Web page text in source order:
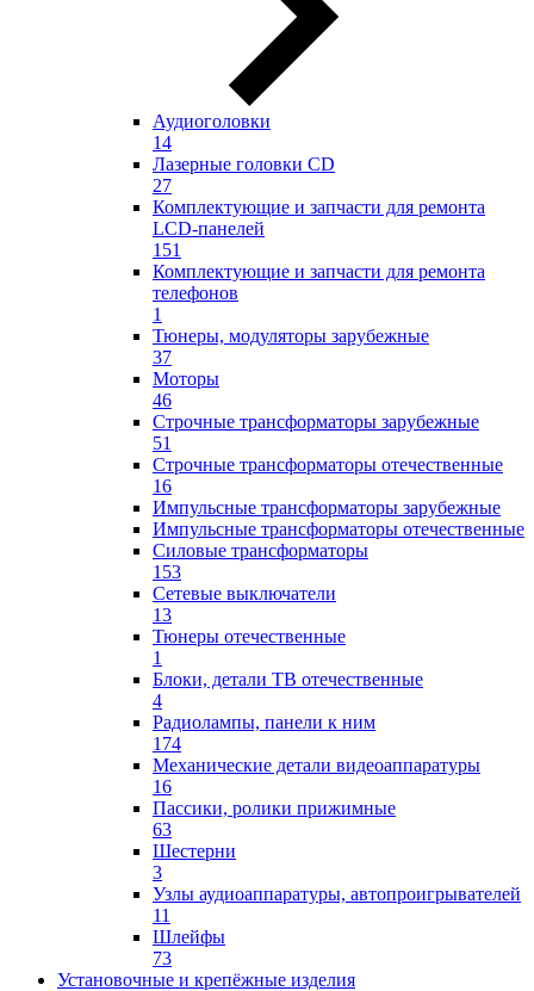
Аудиоголовки
14
Лазерные головки CD
27
Комплектующие и запчасти для ремонта
LCD-панелей
151
Комплектующие и запчасти для ремонта
телефонов
1
Тюнеры, модуляторы зарубежные
37
Моторы
46
Строчные трансформаторы зарубежные
51
Строчные трансформаторы отечественные
16
Импульсные трансформаторы зарубежные
Импульсные трансформаторы отечественные
Силовые трансформаторы
153
Сетевые выключатели
13
Тюнеры отечественные
1
Блоки, детали ТВ отечественные
4
Радиолампы, панели к ним
174
Механические детали видеоаппаратуры
16
Пассики, ролики прижимные
63
Шестерни
3
Узлы аудиоаппаратуры, автопроигрывателей
11
Шлейфы
73
Установочные и крепёжные изделия